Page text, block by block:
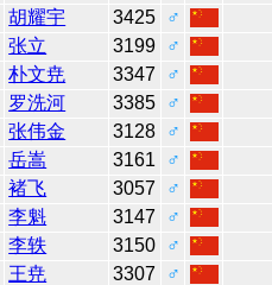
胡耀宇 3425
♂
张立 3199
♂
朴文尭 3347
♂
罗洗河 3385
♂
张伟金 3128
♂
岳嵩 3161
♂
褚飞 3057
♂
李魁 3147
♂
李轶 3150
♂
王尭 3307
♂